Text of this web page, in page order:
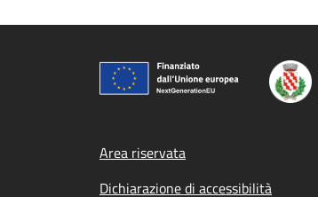
Footer menu
Area riservata
Dichiarazione di accessibilità